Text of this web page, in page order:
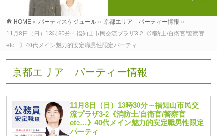
HOME » パーティスケジュール » 京都エリア パーティー情報 »
11月8日（日）13時30分～福知山市民交流プラザ3-2《消防士/自衛官/警察官
etc…》40代メイン魅力的安定職男性限定パーティ
京都エリア パーティー情報
11月8日（日）13時30分～福知山市民交
流プラザ3-2《消防士/自衛官/警察官
etc…》40代メイン魅力的安定職男性限定
パーティ